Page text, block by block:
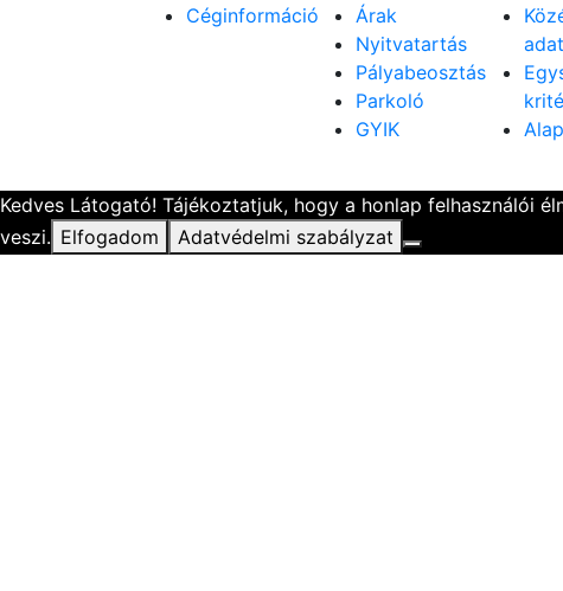
Céginformáció
Árak
Nyitvatartás
Pályabeosztás
Parkoló
GYIK
Kedves Látogató! Tájékoztatjuk, hogy a honlap felhasználói
veszi. Elfogadom Adatvédelmi szabályzat